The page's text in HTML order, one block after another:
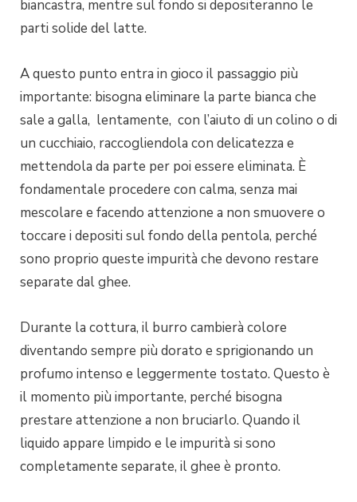
biancastra, mentre sul fondo si depositeranno le
parti solide del latte.
A questo punto entra in gioco il passaggio più
importante: bisogna eliminare la parte bianca che
sale a galla, lentamente, con l’aiuto di un colino o di
un cucchiaio, raccogliendola con delicatezza e
mettendola da parte per poi essere eliminata. È
fondamentale procedere con calma, senza mai
mescolare e facendo attenzione a non smuovere o
toccare i depositi sul fondo della pentola, perché
sono proprio queste impurità che devono restare
separate dal ghee.
Durante la cottura, il burro cambierà colore
diventando sempre più dorato e sprigionando un
profumo intenso e leggermente tostato. Questo è
il momento più importante, perché bisogna
prestare attenzione a non bruciarlo. Quando il
liquido appare limpido e le impurità si sono
completamente separate, il ghee è pronto.